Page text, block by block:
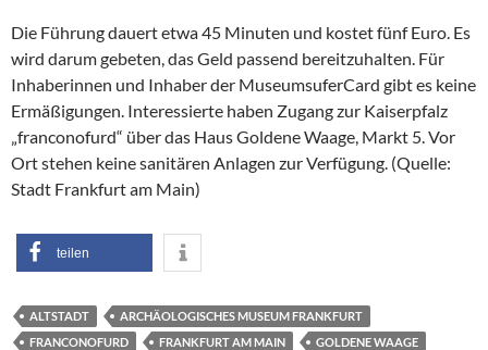
Die Führung dauert etwa 45 Minuten und kostet fünf Euro. Es
wird darum gebeten, das Geld passend bereitzuhalten. Für
Inhaberinnen und Inhaber der MuseumsuferCard gibt es keine
Ermäßigungen. Interessierte haben Zugang zur Kaiserpfalz
„franconofurd“ über das Haus Goldene Waage, Markt 5. Vor
Ort stehen keine sanitären Anlagen zur Verfügung. (Quelle:
Stadt Frankfurt am Main)
teilen
ALTSTADT
ARCHÄOLOGISCHES MUSEUM FRANKFURT
FRANCONOFURD
FRANKFURT AM MAIN
GOLDENE WAAGE